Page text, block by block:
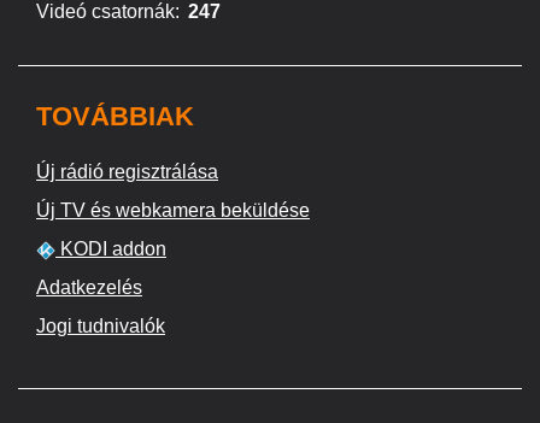
Videó csatornák: 247
TOVÁBBIAK
Új rádió regisztrálása
Új TV és webkamera beküldése
KODI addon
Adatkezelés
Jogi tudnivalók